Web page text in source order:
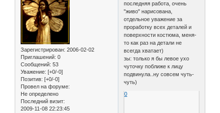
Зарегистрирован: 2006-02-02
Приглашений: 0
Сообщений: 53
Уважение: [+0/-0]
Позитив: [+0/-0]
Провел на форуме:
Не определено
Последний визит:
2009-11-08 22:23:45
последняя работа, очень
"живо" нарисована,
отдельное уважение за
проработку всех деталей и
поверхности костюма, меня-
то как раз на детали не
всегда хватает)
зы: только я бы левое ухо
чуточку поближе к лицу
подвинула..ну совсем чуть-
чуть)
0